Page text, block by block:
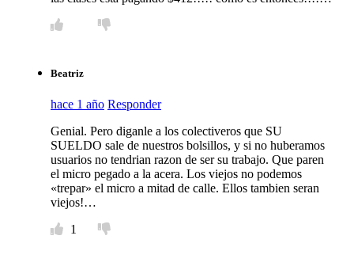
Beatriz
hace 1 año Responder
Genial. Pero diganle a los colectiveros que SU
SUELDO sale de nuestros bolsillos, y si no huberamos
usuarios no tendrian razon de ser su trabajo. Que paren
el micro pegado a la acera. Los viejos no podemos
«trepar» el micro a mitad de calle. Ellos tambien seran
viejos!…
1